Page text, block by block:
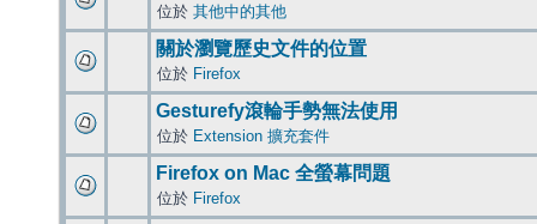
位於 其他中的其他
關於瀏覽歷史文件的位置
位於 Firefox
Gesturefy滾輪手勢無法使用
位於 Extension 擴充套件
Firefox on Mac 全螢幕問題
位於 Firefox